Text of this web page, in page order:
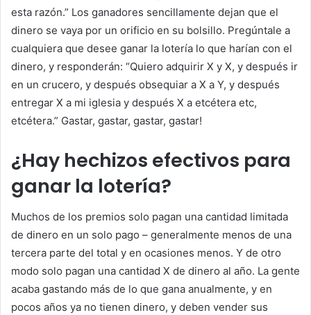
esta razón.” Los ganadores sencillamente dejan que el
dinero se vaya por un orificio en su bolsillo. Pregúntale a
cualquiera que desee ganar la lotería lo que harían con el
dinero, y responderán: “Quiero adquirir X y X, y después ir
en un crucero, y después obsequiar a X a Y, y después
entregar X a mi iglesia y después X a etcétera etc,
etcétera.” Gastar, gastar, gastar, gastar!
¿Hay hechizos efectivos para
ganar la lotería?
Muchos de los premios solo pagan una cantidad limitada
de dinero en un solo pago – generalmente menos de una
tercera parte del total y en ocasiones menos. Y de otro
modo solo pagan una cantidad X de dinero al año. La gente
acaba gastando más de lo que gana anualmente, y en
pocos años ya no tienen dinero, y deben vender sus